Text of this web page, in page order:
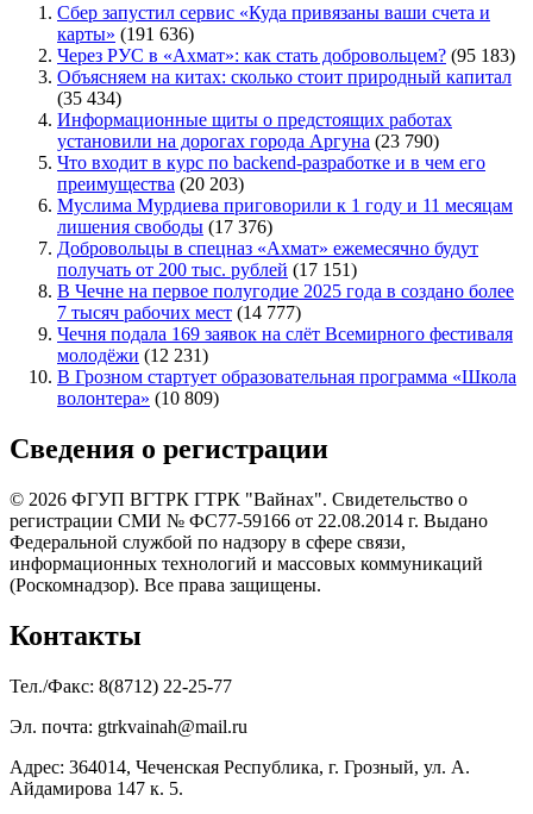
Сбер запустил сервис «Куда привязаны ваши счета и
карты» (191 636)
Через РУС в «Ахмат»: как стать добровольцем? (95 183)
Объясняем на китах: сколько стоит природный капитал
(35 434)
Информационные щиты о предстоящих работах
установили на дорогах города Аргуна (23 790)
Что входит в курс по backend-разработке и в чем его
преимущества (20 203)
Муслима Мурдиева приговорили к 1 году и 11 месяцам
лишения свободы (17 376)
Добровольцы в спецназ «Ахмат» ежемесячно будут
получать от 200 тыс. рублей (17 151)
В Чечне на первое полугодие 2025 года в создано более
7 тысяч рабочих мест (14 777)
Чечня подала 169 заявок на слёт Всемирного фестиваля
молодёжи (12 231)
В Грозном стартует образовательная программа «Школа
волонтера» (10 809)
Сведения о регистрации
© 2026 ФГУП ВГТРК ГТРК "Вайнах". Свидетельство о
регистрации СМИ № ФС77-59166 от 22.08.2014 г. Выдано
Федеральной службой по надзору в сфере связи,
информационных технологий и массовых коммуникаций
(Роскомнадзор). Все права защищены.
Контакты
Тел./Факс: 8(8712) 22-25-77
Эл. почта: gtrkvainah@mail.ru
Адрес: 364014, Чеченская Республика, г. Грозный, ул. А.
Айдамирова 147 к. 5.